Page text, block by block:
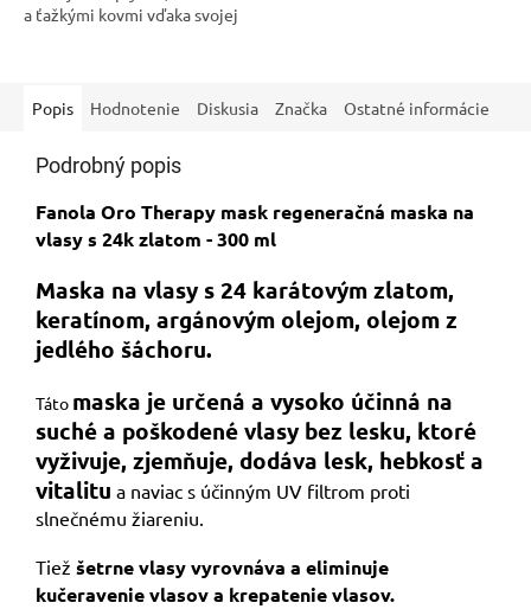
a ťažkými kovmi vďaka svojej
Popis
Hodnotenie Diskusia Značka Ostatné informácie
Podrobný popis
Fanola Oro Therapy mask regeneračná maska na
vlasy s 24k zlatom - 300 ml
Maska na vlasy s 24 karátovým zlatom,
keratínom, argánovým olejom, olejom z
jedlého šáchoru.
Táto maska je určená a vysoko účinná na
suché a poškodené vlasy bez lesku, ktoré
vyživuje, zjemňuje, dodáva lesk, hebkosť a
vitalitu a naviac s účinným UV filtrom proti
slnečnému žiareniu.
Tiež šetrne vlasy vyrovnáva a eliminuje
kučeravenie vlasov a krepatenie vlasov.